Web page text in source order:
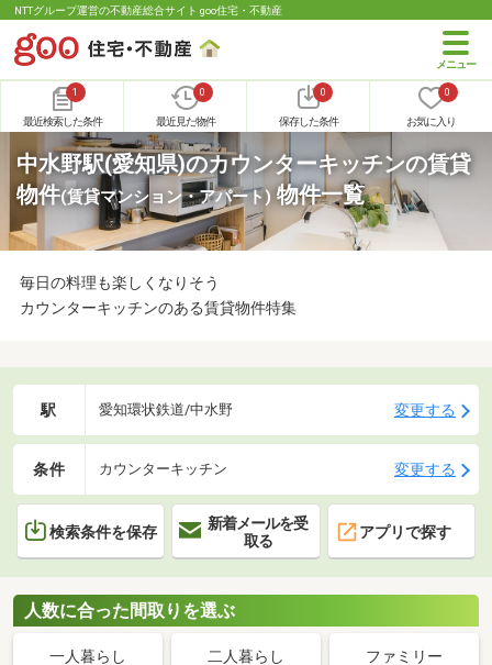
NTTグループ運営の不動産総合サイト goo住宅・不動産
1
最近検索した条件
0
最近見た物件
0
保存した条件
0
お気に入り
中水野駅(愛知県)のカウンターキッチンの賃貸
物件(賃貸マンション・アパート)物件一覧
毎日の料理も楽しくなりそう
カウンターキッチンのある賃貸物件特集
駅 愛知環状鉄道/中水野 変更する
条件 カウンターキッチン 変更する
検索条件を保存
新着メールを受
取る
アプリで探す
人数に合った間取りを選ぶ
一人暮らし 二人暮らし ファミリー